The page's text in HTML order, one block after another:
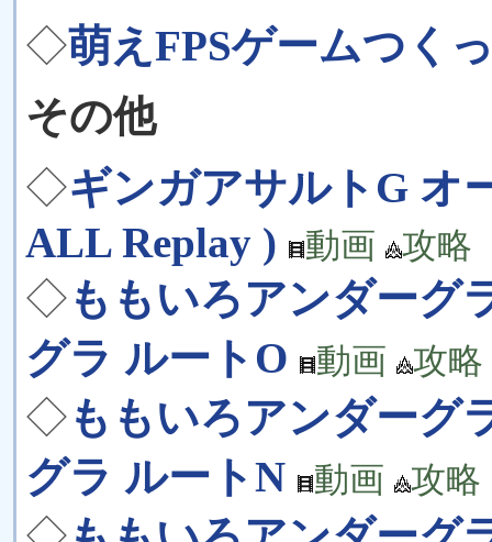
◇萌えFPSゲームつく
その他
◇ギンガアサルトG オ
ALL Replay )
動画 攻略
◇ももいろアンダー
グラ ルートO
動画 攻略
◇ももいろアンダー
グラ ルートN
動画 攻略